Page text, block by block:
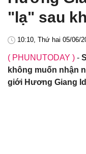
"lạ" sau
10:10, Thứ hai 05/06/
( PHUNUTODAY ) -
không muốn nhận
giới Hương Giang